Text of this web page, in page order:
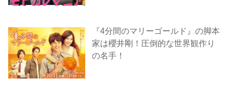
『4分間のマリーゴールド』の脚本
家は櫻井剛！圧倒的な世界観作り
の名手！